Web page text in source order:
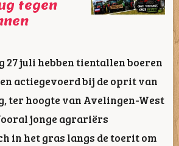
tegen
27 juli hebben tientallen boeren
actiegevoerd bij de oprit van
ter hoogte van Avelingen-West
jonge agrariërs
in het gras langs de toerit om